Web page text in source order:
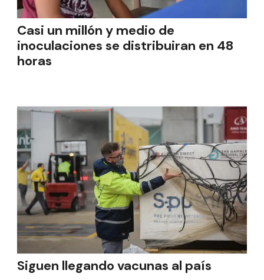
Casi un millón y medio de
inoculaciones se distribuiran en 48
horas
Siguen llegando vacunas al país